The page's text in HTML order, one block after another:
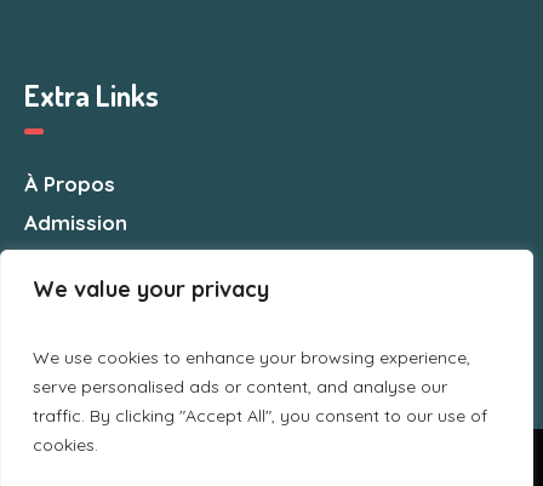
We value your privacy
We use cookies to enhance your browsing experience,
serve personalised ads or content, and analyse our
traffic. By clicking "Accept All", you consent to our use of
cookies.
Extra Links
À Propos
Admission